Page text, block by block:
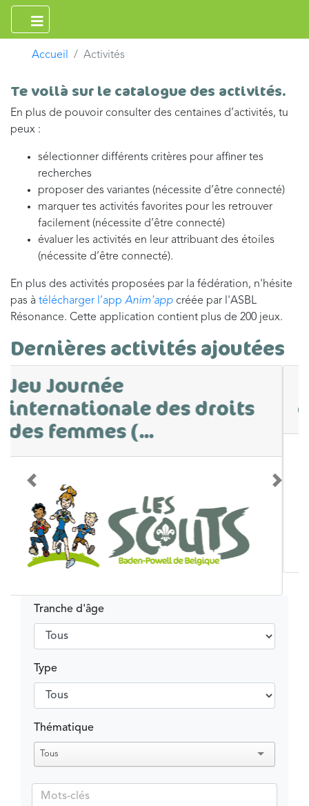
Accueil Activités
Te voilà sur le catalogue des activités.
En plus de pouvoir consulter des centaines d’activités, tu
peux :
sélectionner différents critères pour affiner tes
recherches
proposer des variantes (nécessite d’être connecté)
marquer tes activités favorites pour les retrouver
facilement (nécessite d’être connecté)
évaluer les activités en leur attribuant des étoiles
(nécessite d’être connecté).
En plus des activités proposées par la fédération, n'hésite
pas à télécharger l’app Anim'app créée par l'ASBL
Résonance. Cette application contient plus de 200 jeux.
Dernières activités ajoutées
Parcours sur le
consentement
Précédent
Tranche d'âge
Type
Thématique
Tous